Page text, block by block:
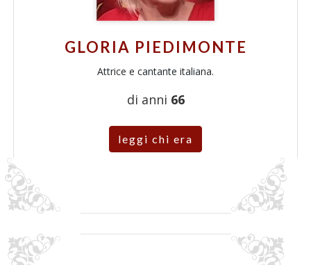
GLORIA PIEDIMONTE
Attrice e cantante italiana.
di anni 66
leggi chi era